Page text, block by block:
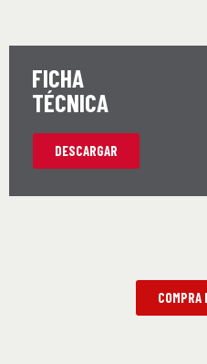
FICHA
TÉCNICA
DESCARGAR
COMPRA